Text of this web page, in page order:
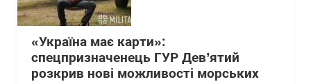
«Україна має карти»:
спецпризначенець ГУР Дев’ятий
розкрив нові можливості морських